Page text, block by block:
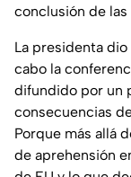
conclusión de las
La presidenta dio
cabo la
difundido por un
consecuencias
Porque más allá
de aprehensión